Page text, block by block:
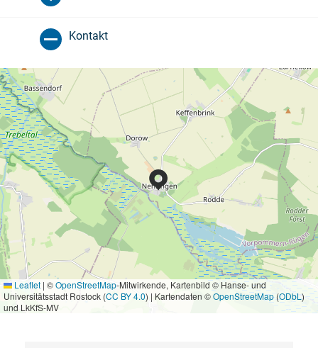
Kontakt
Leaflet | ©OpenStreetMap-Mitwirkende, Kartenbild © Hanse- und
Universitätsstadt Rostock (CC BY 4.0) | Kartendaten ©OpenStreetMap(ODbL)
und LkKfS-MV